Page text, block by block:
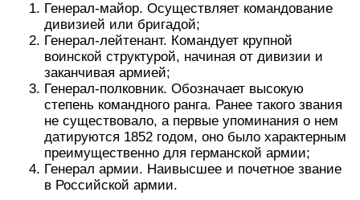
Генерал-майор. Осуществляет командование
дивизией или бригадой;
Генерал-лейтенант. Командует крупной
воинской структурой, начиная от дивизии и
заканчивая армией;
Генерал-полковник. Обозначает высокую
степень командного ранга. Ранее такого звания
не существовало, а первые упоминания о нем
датируются 1852 годом, оно было характерным
преимущественно для германской армии;
Генерал армии. Наивысшее и почетное звание
в Российской армии.